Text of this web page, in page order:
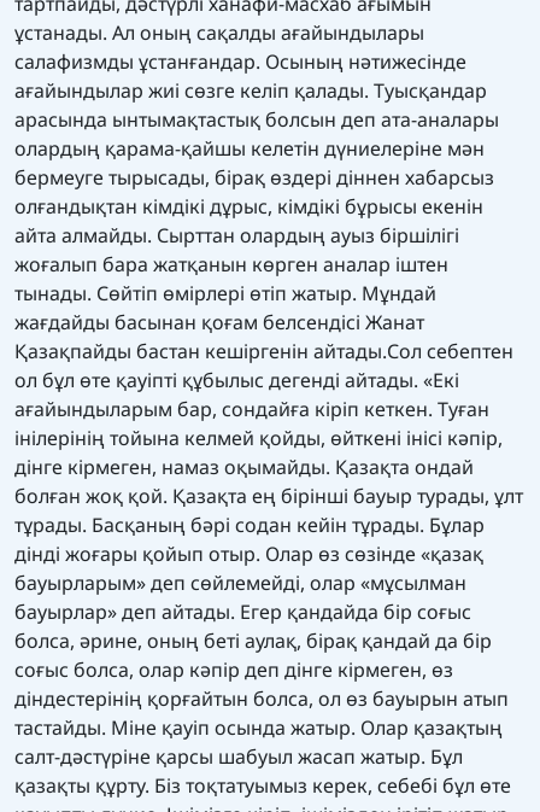
ұстанады. Ал оның сақалды ағайындылары
салафизмды ұстанғандар. Осының нәтижесінде
ағайындылар жиі сөзге келіп қалады. Туысқандар
арасында ынтымақтастық болсын деп ата-аналары
олардың қарама-қайшы келетін дүниелеріне мән
бермеуге тырысады, бірақ өздері діннен хабарсыз
олғандықтан кімдікі дұрыс, кімдікі бұрысы екенін
айта алмайды. Сырттан олардың ауыз біршілігі
жоғалып бара жатқанын көрген аналар іштен
тынады. Сөйтіп өмірлері өтіп жатыр. Мұндай
жағдайды басынан қоғам белсендісі Жанат
Қазақпайды бастан кешіргенін айтады.Сол себептен
ол бұл өте қауіпті құбылыс дегенді айтады. «Екі
ағайындыларым бар, сондайға кіріп кеткен. Туған
інілерінің тойына келмей қойды, өйткені інісі кәпір,
дінге кірмеген, намаз оқымайды. Қазақта ондай
болған жоқ қой. Қазақта ең бірінші бауыр турады, ұлт
тұрады. Басқаның бәрі содан кейін тұрады. Бұлар
дінді жоғары қойып отыр. Олар өз сөзінде «қазақ
бауырларым» деп сөйлемейді, олар «мұсылман
бауырлар» деп айтады. Егер қандайда бір соғыс
болса, әрине, оның беті аулақ, бірақ қандай да бір
соғыс болса, олар кәпір деп дінге кірмеген, өз
діндестерінің қорғайтын болса, ол өз бауырын атып
тастайды. Міне қауіп осында жатыр. Олар қазақтың
салт-дәстүріне қарсы шабуыл жасап жатыр. Бұл
қазақты құрту. Біз тоқтатуымыз керек, себебі бұл өте